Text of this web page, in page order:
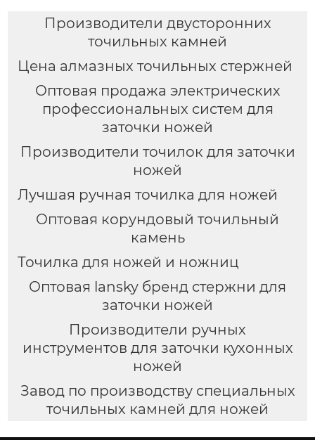
Производители двусторонних
точильных камней
Цена алмазных точильных стержней
Оптовая продажа электрических
профессиональных систем для
заточки ножей
Производители точилок для заточки
ножей
Лучшая ручная точилка для ножей
Оптовая корундовый точильный
камень
Точилка для ножей и ножниц
Оптовая lansky бренд стержни для
заточки ножей
Производители ручных
инструментов для заточки кухонных
ножей
Завод по производству специальных
точильных камней для ножей